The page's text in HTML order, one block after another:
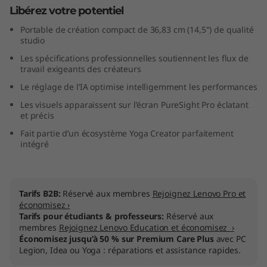
Libérez votre potentiel
Portable de création compact de 36,83 cm (14,5") de qualité
studio
Les spécifications professionnelles soutiennent les flux de
travail exigeants des créateurs
Le réglage de l’IA optimise intelligemment les performances
Les visuels apparaissent sur l’écran PureSight Pro éclatant
et précis
Fait partie d’un écosystème Yoga Creator parfaitement
intégré
Tarifs B2B: Réservé aux membres Rejoignez Lenovo Pro et
économisez ›
Tarifs pour étudiants & professeurs: Réservé aux
membres Rejoignez Lenovo Education et économisez ›
Économisez jusqu’à 50 % sur Premium Care Plusavec PC
Legion, Idea ou Yoga : réparations et assistance rapides.